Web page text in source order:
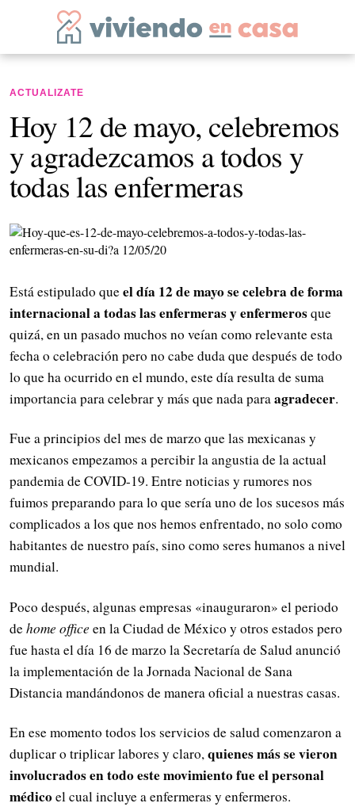
ACTUALIZATE
Hoy 12 de mayo, celebremos
y agradezcamos a todos y
todas las enfermeras
Está estipulado queel día 12 de mayo se celebra de forma
internacional a todas las enfermeras y enfermerosque
quizá, en un pasado muchos no veían como relevante esta
fecha o celebración pero no cabe duda que después de todo
lo que ha ocurrido en el mundo, este día resulta de suma
importancia para celebrar y más que nada paraagradecer.
Fue a principios del mes de marzo que las mexicanas y
mexicanos empezamos a percibir la angustia de la actual
pandemia de COVID-19. Entre noticias y rumores nos
fuimos preparando para lo que sería uno de los sucesos más
complicados a los que nos hemos enfrentado, no solo como
habitantes de nuestro país, sino como seres humanos a nivel
mundial.
Poco después, algunas empresas «inauguraron» el periodo
dehome office en la Ciudad de México y otros estados pero
fue hasta el día 16 de marzo la Secretaría de Salud anunció
la implementación de la Jornada Nacional de Sana
Distancia mandándonos de manera oficial a nuestras casas.
En ese momento todos los servicios de salud comenzaron a
duplicar o triplicar labores y claro,quienes más se vieron
involucrados en todo este movimiento fue el personal
médicoel cual incluye a enfermeras y enfermeros.